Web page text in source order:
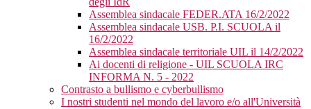
Assemblea sindacale FEDER.ATA 16/2/2022
Assemblea sindacale USB. P.I. SCUOLA il
16/2/2022
Assemblea sindacale territoriale UIL il 14/2/2022
Ai docenti di religione - UIL SCUOLA IRC
INFORMA N. 5 - 2022
Contrasto a bullismo e cyberbullismo
I nostri studenti nel mondo del lavoro e/o all'Università